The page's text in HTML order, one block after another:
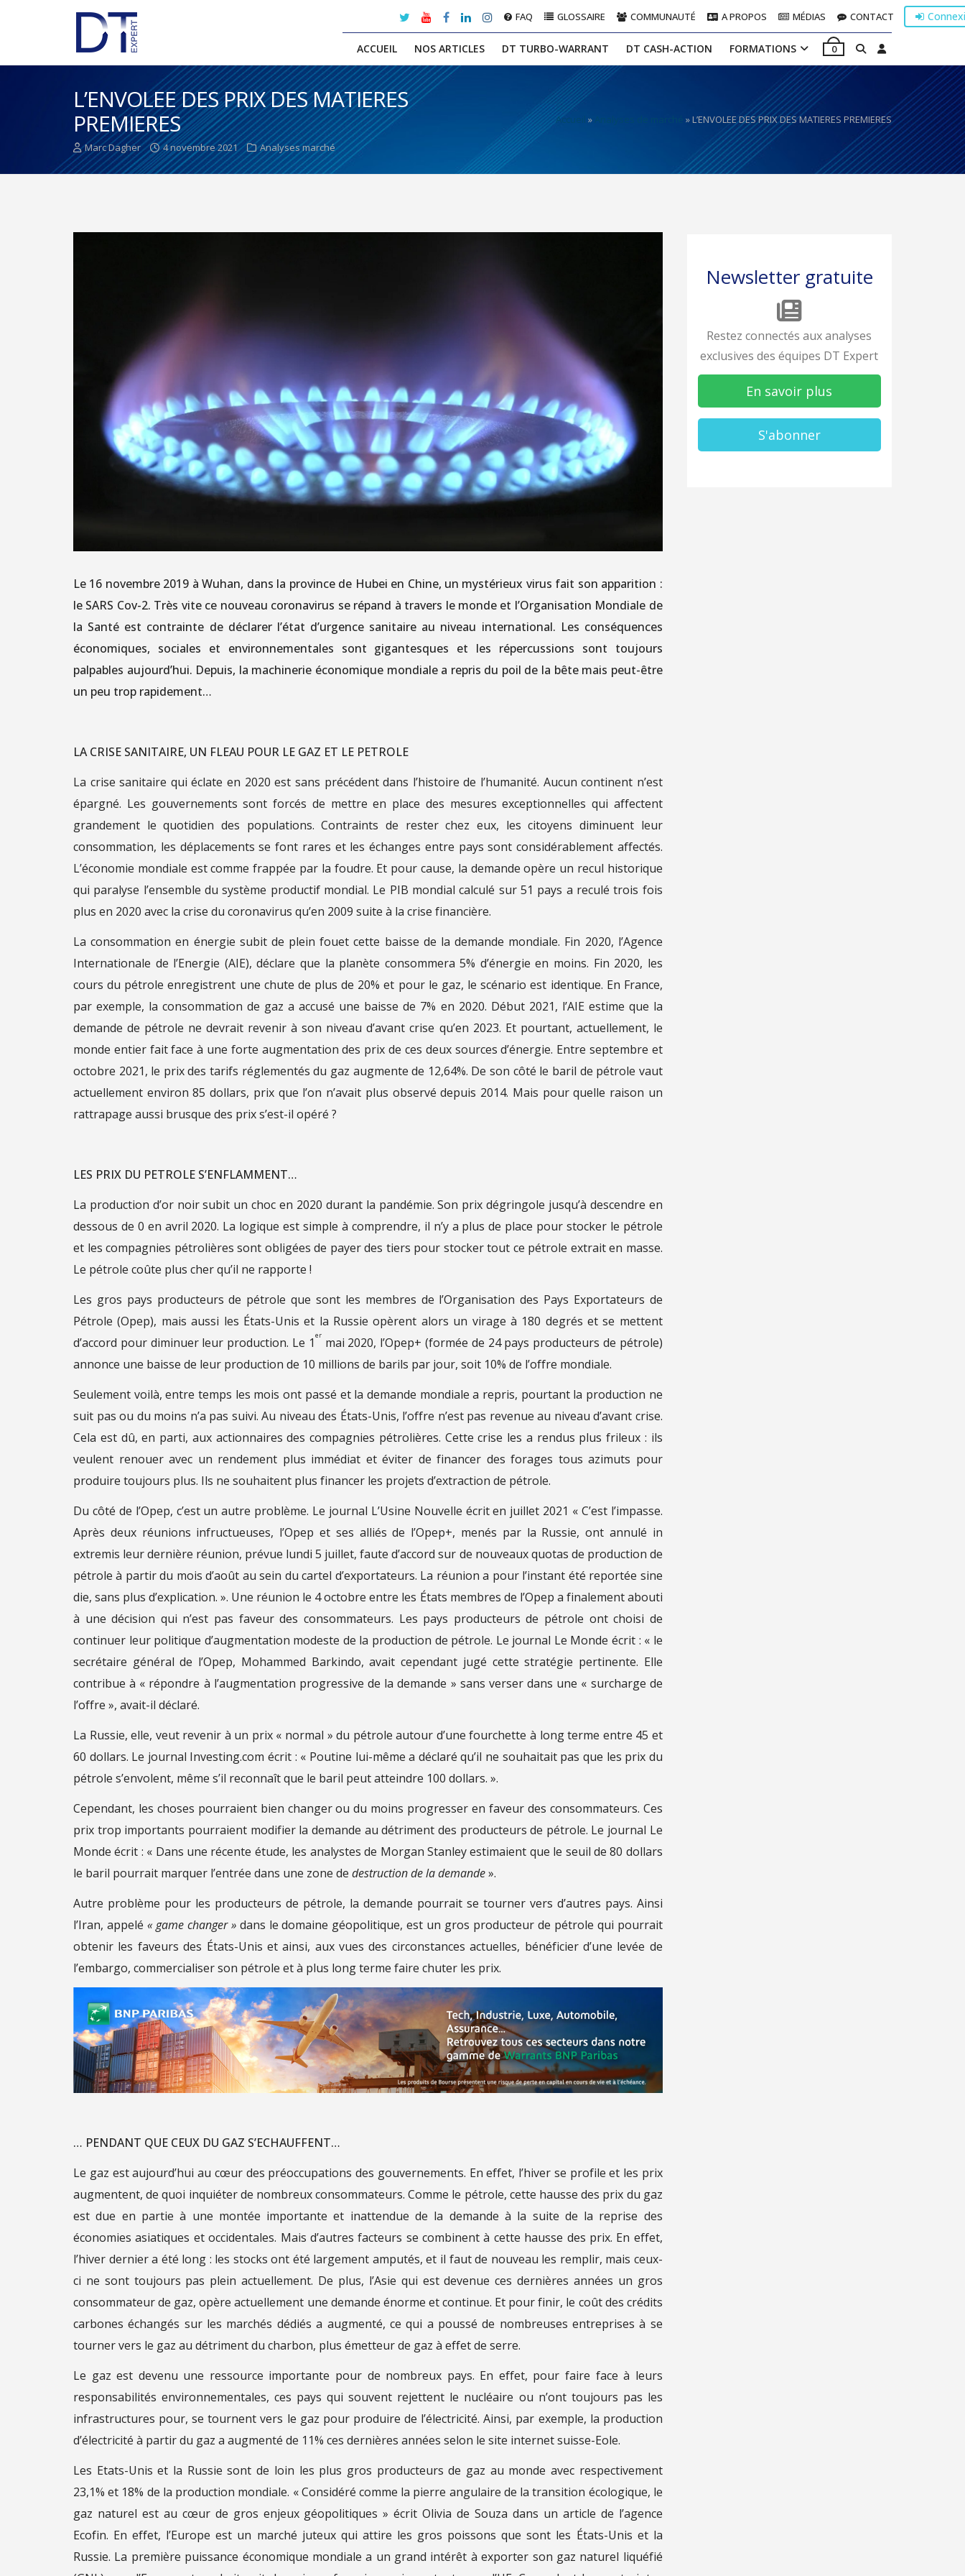
ACCUEIL NOS ARTICLES DT TURBO-WARRANT DT CASH-ACTION FORMATIONS 0
FAQ GLOSSAIRE COMMUNAUTÉ A PROPOS MÉDIAS CONTACT
Accueil » »L’ENVOLEE DES PRIX DES MATIERES PREMIERES
L’ENVOLEE DES PRIX DES MATIERES
PREMIERES
Marc Dagher 4 novembre 2021 Analyses marché
Le 16 novembre 2019 à Wuhan, dans la province de Hubei en Chine, un mystérieux virus fait son apparition :
le SARS Cov-2. Très vite ce nouveau coronavirus se répand à travers le monde et l’Organisation Mondiale de
la Santé est contrainte de déclarer l’état d’urgence sanitaire au niveau international. Les conséquences
économiques, sociales et environnementales sont gigantesques et les répercussions sont toujours
palpables aujourd’hui. Depuis, la machinerie économique mondiale a repris du poil de la bête mais peut-être
un peu trop rapidement…
LA CRISE SANITAIRE, UN FLEAU POUR LE GAZ ET LE PETROLE
La crise sanitaire qui éclate en 2020 est sans précédent dans l’histoire de l’humanité. Aucun continent n’est
épargné. Les gouvernements sont forcés de mettre en place des mesures exceptionnelles qui affectent
grandement le quotidien des populations. Contraints de rester chez eux, les citoyens diminuent leur
consommation, les déplacements se font rares et les échanges entre pays sont considérablement affectés.
L’économie mondiale est comme frappée par la foudre. Et pour cause, la demande opère un recul historique
qui paralyse l’ensemble du système productif mondial. Le PIB mondial calculé sur 51 pays a reculé trois fois
plus en 2020 avec la crise du coronavirus qu’en 2009 suite à la crise financière.
La consommation en énergie subit de plein fouet cette baisse de la demande mondiale. Fin 2020, l’Agence
Internationale de l’Energie (AIE), déclare que la planète consommera 5% d’énergie en moins. Fin 2020, les
cours du pétrole enregistrent une chute de plus de 20% et pour le gaz, le scénario est identique. En France,
par exemple, la consommation de gaz a accusé une baisse de 7% en 2020. Début 2021, l’AIE estime que la
demande de pétrole ne devrait revenir à son niveau d’avant crise qu’en 2023. Et pourtant, actuellement, le
monde entier fait face à une forte augmentation des prix de ces deux sources d’énergie. Entre septembre et
octobre 2021, le prix des tarifs réglementés du gaz augmente de 12,64%. De son côté le baril de pétrole vaut
actuellement environ 85 dollars, prix que l’on n’avait plus observé depuis 2014. Mais pour quelle raison un
rattrapage aussi brusque des prix s’est-il opéré ?
LES PRIX DU PETROLE S’ENFLAMMENT…
La production d’or noir subit un choc en 2020 durant la pandémie. Son prix dégringole jusqu’à descendre en
dessous de 0 en avril 2020. La logique est simple à comprendre, il n’y a plus de place pour stocker le pétrole
et les compagnies pétrolières sont obligées de payer des tiers pour stocker tout ce pétrole extrait en masse.
Le pétrole coûte plus cher qu’il ne rapporte !
Les gros pays producteurs de pétrole que sont les membres de l’Organisation des Pays Exportateurs de
Pétrole (Opep), mais aussi les États-Unis et la Russie opèrent alors un virage à 180 degrés et se mettent
d’accord pour diminuer leur production. Le 1 er mai 2020, l’Opep+ (formée de 24 pays producteurs de pétrole)
annonce une baisse de leur production de 10 millions de barils par jour, soit 10% de l’offre mondiale.
Seulement voilà, entre temps les mois ont passé et la demande mondiale a repris, pourtant la production ne
suit pas ou du moins n’a pas suivi. Au niveau des États-Unis, l’offre n’est pas revenue au niveau d’avant crise.
Cela est dû, en parti, aux actionnaires des compagnies pétrolières. Cette crise les a rendus plus frileux : ils
veulent renouer avec un rendement plus immédiat et éviter de financer des forages tous azimuts pour
produire toujours plus. Ils ne souhaitent plus financer les projets d’extraction de pétrole.
Du côté de l’Opep, c’est un autre problème. Le journal L’Usine Nouvelle écrit en juillet 2021 « C’est l’impasse.
Après deux réunions infructueuses, l’Opep et ses alliés de l’Opep+, menés par la Russie, ont annulé in
extremis leur dernière réunion, prévue lundi 5 juillet, faute d’accord sur de nouveaux quotas de production de
pétrole à partir du mois d’août au sein du cartel d’exportateurs. La réunion a pour l’instant été reportée sine
die, sans plus d’explication. ». Une réunion le 4 octobre entre les États membres de l’Opep a finalement abouti
à une décision qui n’est pas faveur des consommateurs. Les pays producteurs de pétrole ont choisi de
continuer leur politique d’augmentation modeste de la production de pétrole. Le journal Le Monde écrit : « le
secrétaire général de l’Opep, Mohammed Barkindo, avait cependant jugé cette stratégie pertinente. Elle
contribue à « répondre à l’augmentation progressive de la demande » sans verser dans une « surcharge de
l’offre », avait-il déclaré.
La Russie, elle, veut revenir à un prix « normal » du pétrole autour d’une fourchette à long terme entre 45 et
60 dollars. Le journal Investing.com écrit : « Poutine lui-même a déclaré qu’il ne souhaitait pas que les prix du
pétrole s’envolent, même s’il reconnaît que le baril peut atteindre 100 dollars. ».
Cependant, les choses pourraient bien changer ou du moins progresser en faveur des consommateurs. Ces
prix trop importants pourraient modifier la demande au détriment des producteurs de pétrole. Le journal Le
Monde écrit : « Dans une récente étude, les analystes de Morgan Stanley estimaient que le seuil de 80 dollars
le baril pourrait marquer l’entrée dans une zone de destruction de la demande».
Autre problème pour les producteurs de pétrole, la demande pourrait se tourner vers d’autres pays. Ainsi
l’Iran, appelé « game changer »dans le domaine géopolitique, est un gros producteur de pétrole qui pourrait
obtenir les faveurs des États-Unis et ainsi, aux vues des circonstances actuelles, bénéficier d’une levée de
l’embargo, commercialiser son pétrole et à plus long terme faire chuter les prix.
… PENDANT QUE CEUX DU GAZ S’ECHAUFFENT…
Le gaz est aujourd’hui au cœur des préoccupations des gouvernements. En effet, l’hiver se profile et les prix
augmentent, de quoi inquiéter de nombreux consommateurs. Comme le pétrole, cette hausse des prix du gaz
est due en partie à une montée importante et inattendue de la demande à la suite de la reprise des
économies asiatiques et occidentales. Mais d’autres facteurs se combinent à cette hausse des prix. En effet,
l’hiver dernier a été long : les stocks ont été largement amputés, et il faut de nouveau les remplir, mais ceux-
ci ne sont toujours pas plein actuellement. De plus, l’Asie qui est devenue ces dernières années un gros
consommateur de gaz, opère actuellement une demande énorme et continue. Et pour finir, le coût des crédits
carbones échangés sur les marchés dédiés a augmenté, ce qui a poussé de nombreuses entreprises à se
tourner vers le gaz au détriment du charbon, plus émetteur de gaz à effet de serre.
Le gaz est devenu une ressource importante pour de nombreux pays. En effet, pour faire face à leurs
responsabilités environnementales, ces pays qui souvent rejettent le nucléaire ou n’ont toujours pas les
infrastructures pour, se tournent vers le gaz pour produire de l’électricité. Ainsi, par exemple, la production
d’électricité à partir du gaz a augmenté de 11% ces dernières années selon le site internet suisse-Eole.
Les Etats-Unis et la Russie sont de loin les plus gros producteurs de gaz au monde avec respectivement
23,1% et 18% de la production mondiale. « Considéré comme la pierre angulaire de la transition écologique, le
gaz naturel est au cœur de gros enjeux géopolitiques » écrit Olivia de Souza dans un article de l’agence
Ecofin. En effet, l’Europe est un marché juteux qui attire les gros poissons que sont les États-Unis et la
Russie. La première puissance économique mondiale a un grand intérêt à exporter son gaz naturel liquéfié
Newsletter gratuite
Restez connectés aux analyses
exclusives des équipes DT Expert
En savoir plus
S'abonner